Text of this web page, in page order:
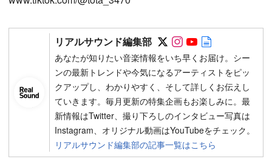
リアルサウンド編集部 Follow on SNS
Follow on SNS
Follow on
あなたが知りたい音楽情報をいち早くお届け。シー
ンの最新トレンドや今気になるアーティストをピッ
クアップし、わかりやすく、そして詳しくお伝えし
ていきます。毎月更新の特集企画もお楽しみに。最
新情報はTwitter、撮り下ろしのインタビュー写真は
Instagram、オリジナル動画はYouTubeをチェック。
リアルサウンド編集部の記事一覧はこちら